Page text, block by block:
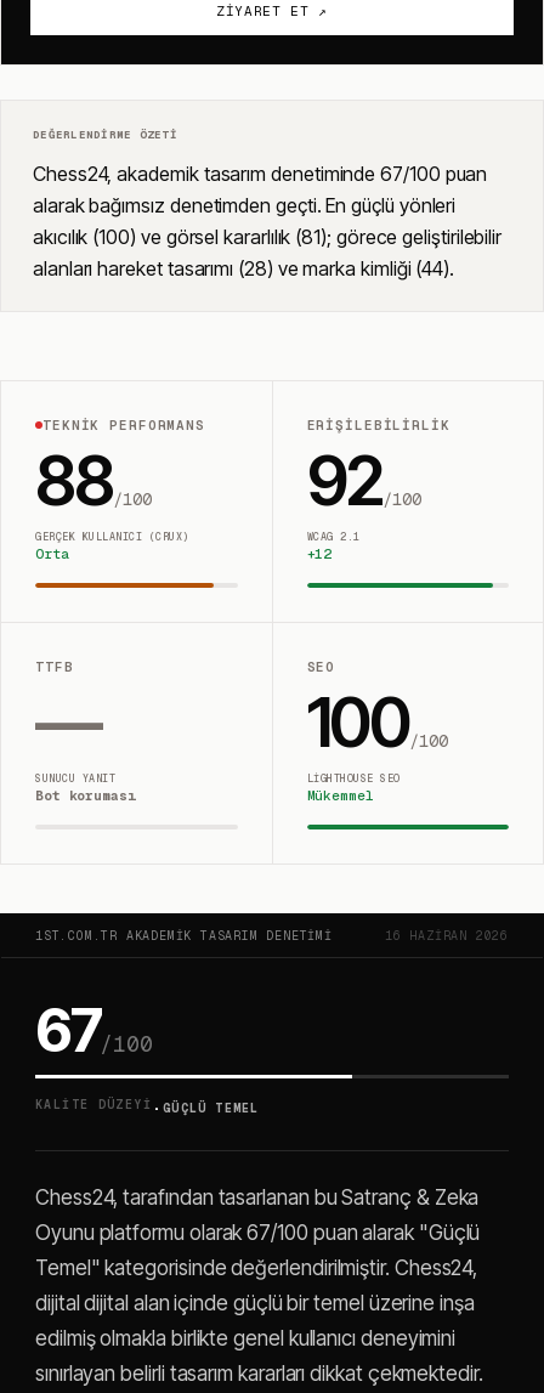
ZIYARET ET ↗
DEĞERLENDIRME ÖZETI
Chess24, akademik tasarım denetiminde 67/100 puan
alarak bağımsız denetimden geçti. En güçlü yönleri
akıcılık (100) ve görsel kararlılık (81); görece geliştirilebilir
alanları hareket tasarımı (28) ve marka kimliği (44).
TEKNIK PERFORMANS
88/100
GERÇEK KULLANICI (CRUX)
Orta
ERIŞILEBILIRLIK
92/100
WCAG 2.1
+12
TTFB
—
SUNUCU YANIT
Bot koruması
SEO
100/100
LIGHTHOUSE SEO
Mükemmel
1ST.COM.TR AKADEMIK TASARIM DENETIMI 16 HAZIRAN 2026
67/100
KALITE DÜZEYI ·GÜÇLÜ TEMEL
Chess24, tarafından tasarlanan bu Satranç & Zeka
Oyunu platformu olarak 67/100 puan alarak "Güçlü
Temel" kategorisinde değerlendirilmiştir. Chess24,
dijital dijital alan içinde güçlü bir temel üzerine inşa
edilmiş olmakla birlikte genel kullanıcı deneyimini
sınırlayan belirli tasarım kararları dikkat çekmektedir.